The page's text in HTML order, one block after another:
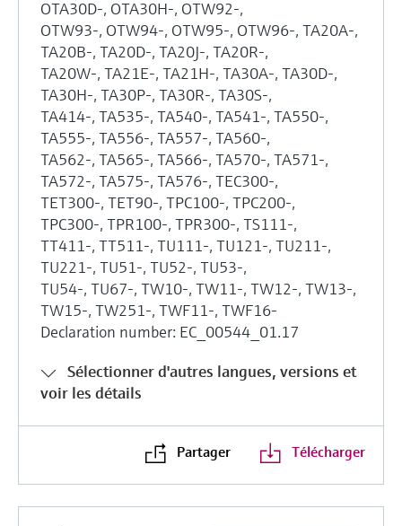
OTA30D-, OTA30H-, OTW92-,
OTW93-, OTW94-, OTW95-, OTW96-, TA20A-,
TA20B-, TA20D-, TA20J-, TA20R-,
TA20W-, TA21E-, TA21H-, TA30A-, TA30D-,
TA30H-, TA30P-, TA30R-, TA30S-,
TA414-, TA535-, TA540-, TA541-, TA550-,
TA555-, TA556-, TA557-, TA560-,
TA562-, TA565-, TA566-, TA570-, TA571-,
TA572-, TA575-, TA576-, TEC300-,
TET300-, TET90-, TPC100-, TPC200-,
TPC300-, TPR100-, TPR300-, TS111-,
TT411-, TT511-, TU111-, TU121-, TU211-,
TU221-, TU51-, TU52-, TU53-,
TU54-, TU67-, TW10-, TW11-, TW12-, TW13-,
TW15-, TW251-, TWF11-, TWF16-
Declaration number: EC_00544_01.17
Sélectionner d'autres langues, versions et
voir les détails
Partager Télécharger